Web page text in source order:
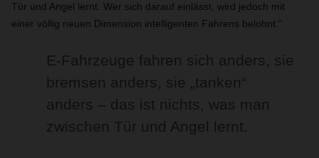
Tür und Angel lernt. Wer sich darauf einlässt, wird jedoch mit
einer völlig neuen Dimension intelligenten Fahrens belohnt.“
E-Fahrzeuge fahren sich anders, sie
bremsen anders, sie „tanken“
anders – das ist nichts, was man
zwischen Tür und Angel lernt.